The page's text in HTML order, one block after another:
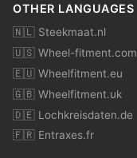
OTHER LANGUAGES
🇳🇱 Steekmaat.nl
🇺🇸 Wheel-fitment.com
🇪🇺 Wheelfitment.eu
🇬🇧 Wheelfitment.uk
🇩🇪 Lochkreisdaten.de
🇫🇷 Entraxes.fr